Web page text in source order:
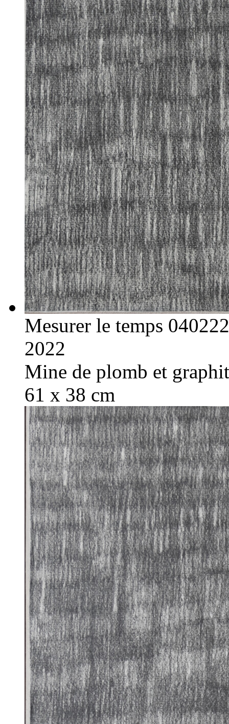
Mesurer le temps 040222
2022
Mine de plomb et
61 x 38 cm